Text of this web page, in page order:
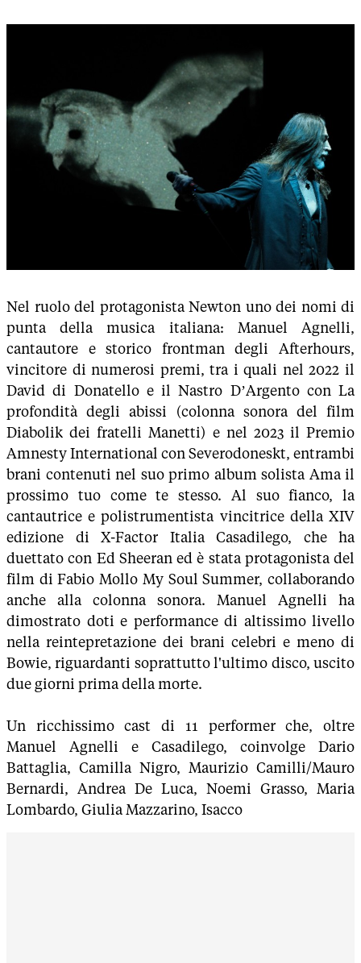
Nel ruolo del protagonista Newton uno dei nomi di
punta della musica italiana: Manuel Agnelli,
cantautore e storico frontman degli Afterhours,
vincitore di numerosi premi, tra i quali nel 2022 il
David di Donatello e il Nastro D’Argento con La
profondità degli abissi (colonna sonora del film
Diabolik dei fratelli Manetti) e nel 2023 il Premio
Amnesty International con Severodoneskt, entrambi
brani contenuti nel suo primo album solista Ama il
prossimo tuo come te stesso. Al suo fianco, la
cantautrice e polistrumentista vincitrice della XIV
edizione di X-Factor Italia Casadilego, che ha
duettato con Ed Sheeran ed è stata protagonista del
film di Fabio Mollo My Soul Summer, collaborando
anche alla colonna sonora. Manuel Agnelli ha
dimostrato doti e performance di altissimo livello
nella reintepretazione dei brani celebri e meno di
Bowie, riguardanti soprattutto l'ultimo disco, uscito
due giorni prima della morte.
Un ricchissimo cast di 11 performer che, oltre
Manuel Agnelli e Casadilego, coinvolge Dario
Battaglia, Camilla Nigro, Maurizio Camilli/Mauro
Bernardi, Andrea De Luca, Noemi Grasso, Maria
Lombardo, Giulia Mazzarino, Isacco